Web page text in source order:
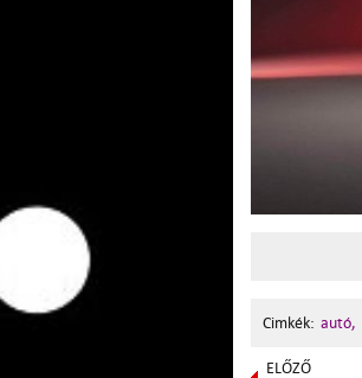
Cimkék: autó,
ELŐZŐ